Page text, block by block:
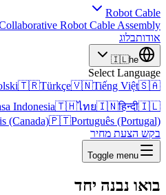
Robot Cable
Robot Cable Assembly
אודותבלוג
🇮🇱he
Select Language
🇹🇷Türkçe🇻🇳Tiếng Việt🇸🇦
Indonesia🇹🇭ไทย🇮🇳हिन्दी🇮🇱
(Canada)🇵🇹Português (Portugal)
בקש הצעת מחיר
Toggle menu
בואו נבנה יחד